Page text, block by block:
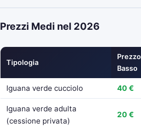
Prezzi Medi nel 2026
Tipologia
Prezzo
Basso
Iguana verde cucciolo 40 €
Iguana verde adulta
(cessione privata)
20 €